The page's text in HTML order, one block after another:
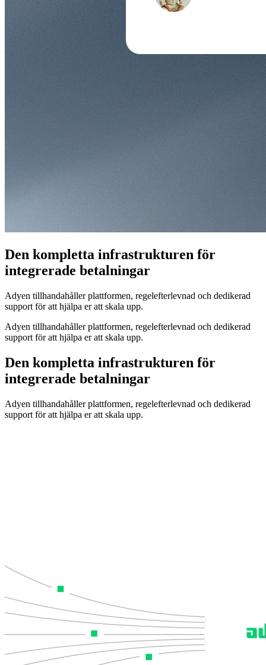
Den kompletta infrastrukturen för
integrerade betalningar
Adyen tillhandahåller plattformen, regelefterlevnad och dedikerad
support för att hjälpa er att skala upp.
Adyen tillhandahåller plattformen, regelefterlevnad och dedikerad
support för att hjälpa er att skala upp.
Den kompletta infrastrukturen för
integrerade betalningar
Adyen tillhandahåller plattformen, regelefterlevnad och dedikerad
support för att hjälpa er att skala upp.